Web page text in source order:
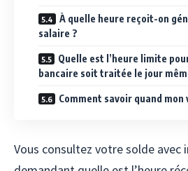
À quelle heure reçoit-on
salaire ?
Quelle est l’heure limite
bancaire soit traitée le jour
Comment savoir quand
Vous consultez votre solde avec